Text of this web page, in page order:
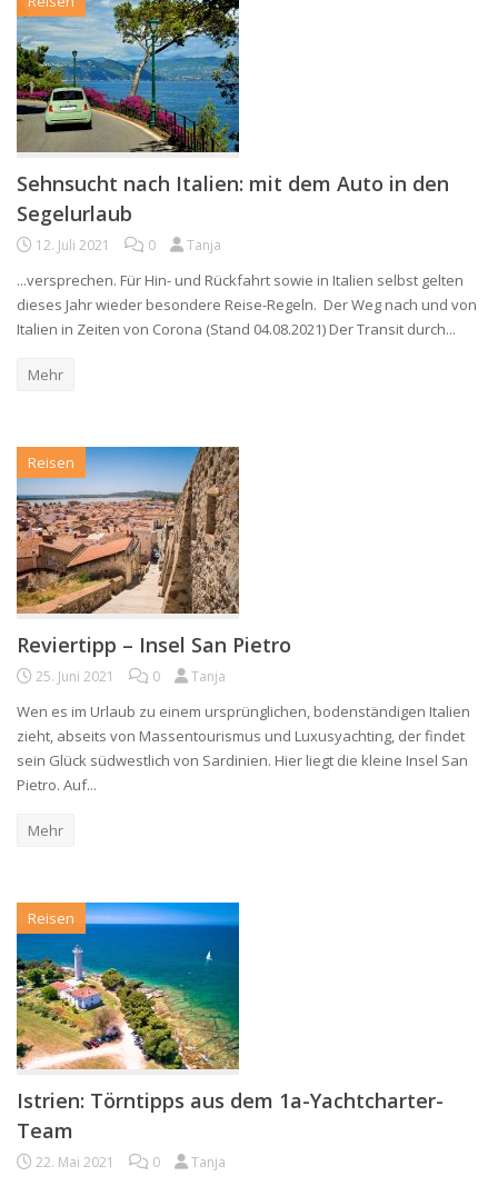
Sehnsucht nach Italien: mit dem Auto in den
Segelurlaub
12. Juli 2021 0 Tanja
...versprechen. Für Hin- und Rückfahrt sowie in Italien selbst gelten
dieses Jahr wieder besondere Reise-Regeln. Der Weg nach und von
Italien in Zeiten von Corona (Stand 04.08.2021) Der Transit durch...
Mehr
Reisen
Reviertipp – Insel San Pietro
25. Juni 2021 0 Tanja
Wen es im Urlaub zu einem ursprünglichen, bodenständigen Italien
zieht, abseits von Massentourismus und Luxusyachting, der findet
sein Glück südwestlich von Sardinien. Hier liegt die kleine Insel San
Pietro. Auf...
Mehr
Reisen
Istrien: Törntipps aus dem 1a-Yachtcharter-
Team
22. Mai 2021 0 Tanja